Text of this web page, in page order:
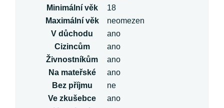
Minimální věk
18
Maximální věk
neomezen
V důchodu
ano
Cizincům
ano
Živnostníkům
ano
Na mateřské
ano
Bez příjmu
ne
Ve zkušebce
ano